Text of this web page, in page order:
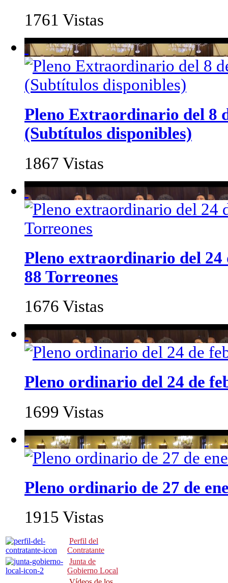
1761 Vistas
Pleno Extraordinario del 8
(Subtítulos disponibles)
1867 Vistas
Pleno extraordinario del 24
88 Torreones
1676 Vistas
Pleno ordinario del 24 de
1699 Vistas
Pleno ordinario de 27 de
1915 Vistas
Perfil del
Contratante
Junta de
Gobierno Local